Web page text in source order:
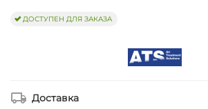
ДОСТУПЕН ДЛЯ ЗАКАЗА
Доставка